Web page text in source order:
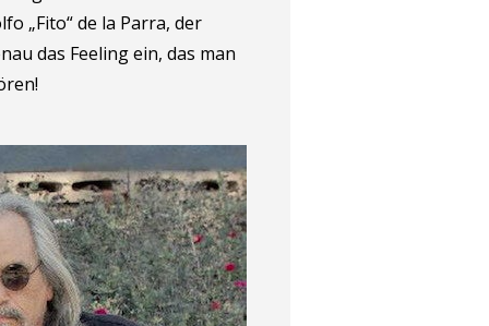
„Fito“ de la Parra, der
das Feeling ein, das man